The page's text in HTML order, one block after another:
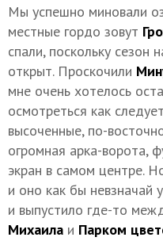
Мы успешно миновали
местные гордо зовут
спали, поскольку
открыт. Проскочили
мне очень хотелось
осмотреться как
высоченные, по-
огромная арка-ворота,
экран в самом центре.
и оно как бы невзначай
и выпустило где-то
Михаила и Парком